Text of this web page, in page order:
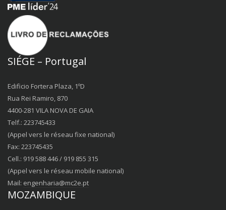
SIÉGE – Portugal
Edificio Fortera Plaza, 1ºD
Rua Rei Ramiro, 870
4400-281 VILA NOVA DE GAIA
Telf.: 223745433
(Appel vers le réseau fixe national)
Fax: 223745435
Cell.: 919 588 446 / 919 855 315
(Appel vers le réseau mobile national)
Mail: engenharia@mc2e.pt
MOZAMBIQUE